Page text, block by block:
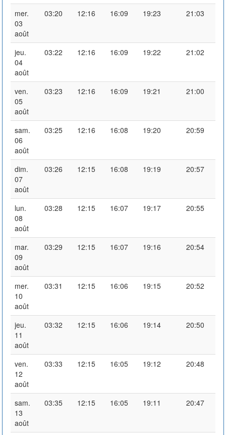
mer.
03
août
03:20 12:16 16:09 19:23 21:03
jeu.
04
août
03:22 12:16 16:09 19:22 21:02
ven.
05
août
03:23 12:16 16:09 19:21 21:00
sam.
06
août
03:25 12:16 16:08 19:20 20:59
dim.
07
août
03:26 12:15 16:08 19:19 20:57
lun.
08
août
03:28 12:15 16:07 19:17 20:55
mar.
09
août
03:29 12:15 16:07 19:16 20:54
mer.
10
août
03:31 12:15 16:06 19:15 20:52
jeu.
11
août
03:32 12:15 16:06 19:14 20:50
ven.
12
août
03:33 12:15 16:05 19:12 20:48
sam.
13
août
03:35 12:15 16:05 19:11 20:47